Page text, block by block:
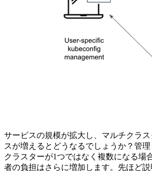
サービスの規模が拡大し、マルチクラ
スが増えるとどうなるでしょうか？管
クラスターが1つではなく複数になる場
者の負担はさらに増加します。先ほど